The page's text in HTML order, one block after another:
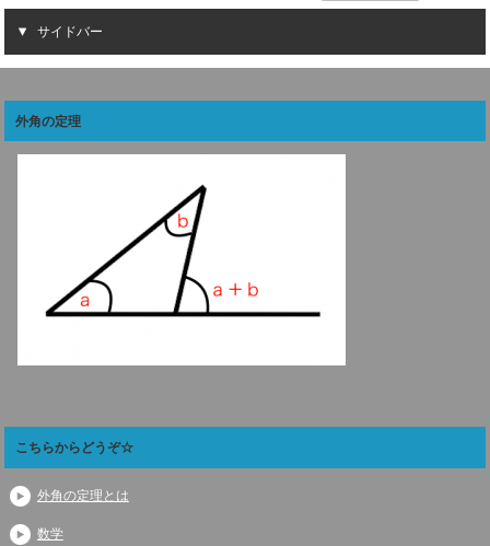
サイドバー
外角の定理
こちらからどうぞ☆
外角の定理とは
数学